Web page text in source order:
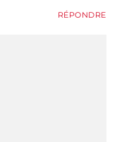
RÉPONDRE